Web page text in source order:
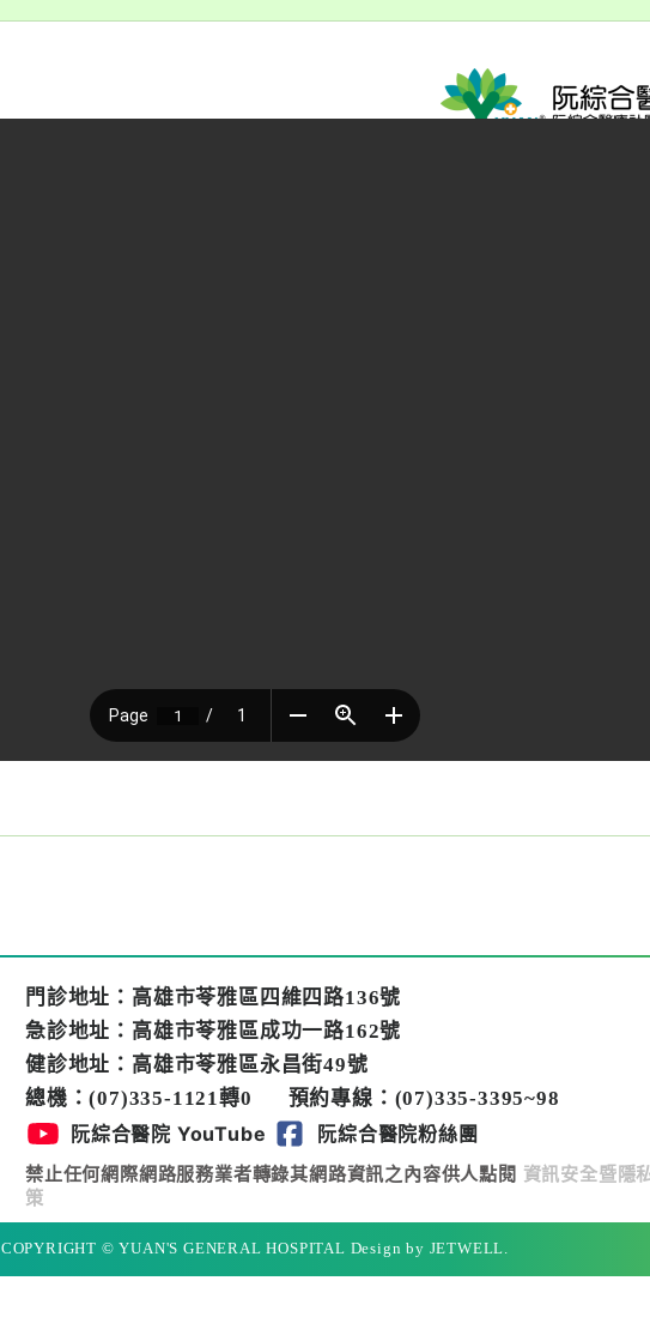
門診地址：高雄市苓雅區四維四路136號
急診地址：高雄市苓雅區成功一路162號
健診地址：高雄市苓雅區永昌街49號
總機：(07)335-1121轉0
預約專線：(07)335-3395~98
阮綜合醫院 YouTube 阮綜合醫院粉絲團
禁止任何網際網路服務業者轉錄其網路資訊之內容供人點閱 資訊安全暨隱
策
COPYRIGHT © YUAN'S GENERAL HOSPITAL Design by JETWELL.